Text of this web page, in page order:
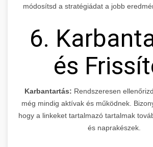
módosítsd a stratégiádat a jobb
6.
és
Karbantartás: Rendszeresen
még mindig aktívak és működnek.
hogy a linkeket tartalmazó tartalmak
és naprakészek.